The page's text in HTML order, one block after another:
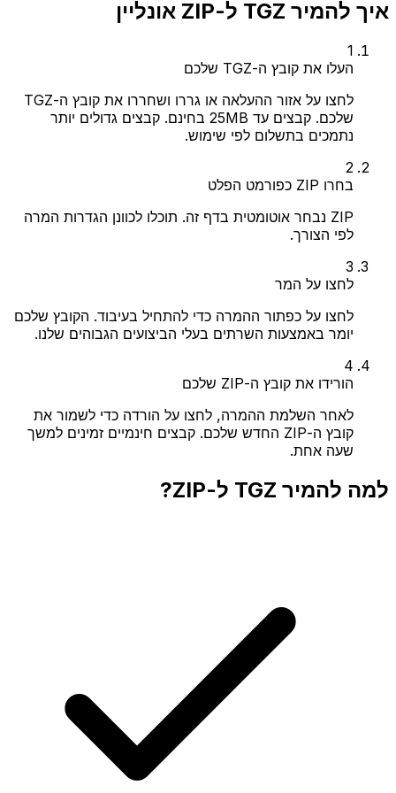
איך להמיר TGZ ל-ZIP אונליין
1
העלו את קובץ ה-TGZ שלכם
לחצו על אזור ההעלאה או גררו ושחררו את קובץ ה-TGZ
שלכם. קבצים עד 25MB בחינם. קבצים גדולים יותר
נתמכים בתשלום לפי שימוש.
2
בחרו ZIP כפורמט הפלט
ZIP נבחר אוטומטית בדף זה. תוכלו לכוונן הגדרות המרה
לפי הצורך.
3
לחצו על המר
לחצו על כפתור ההמרה כדי להתחיל בעיבוד. הקובץ שלכם
יומר באמצעות השרתים בעלי הביצועים הגבוהים שלנו.
4
הורידו את קובץ ה-ZIP שלכם
לאחר השלמת ההמרה, לחצו על הורדה כדי לשמור את
קובץ ה-ZIP החדש שלכם. קבצים חינמיים זמינים למשך
שעה אחת.
למה להמיר TGZ ל-ZIP?